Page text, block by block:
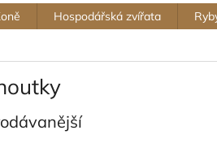
Hospodářská zvířata